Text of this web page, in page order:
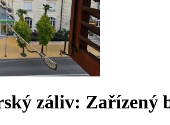
záliv: Zařízený